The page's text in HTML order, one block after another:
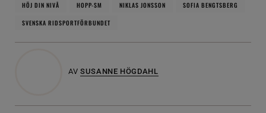
HÖJ DIN NIVÅ HOPP-SM NIKLAS JONSSON
SOFIA BENGTSBERG
SVENSKA RIDSPORTFÖRBUNDET
AV SUSANNE HÖGDAHL